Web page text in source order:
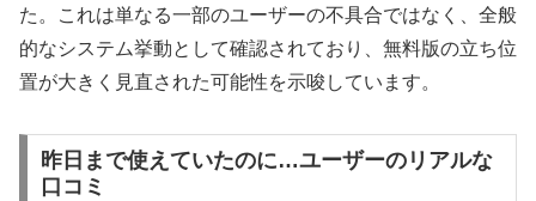
た。これは単なる一部のユーザーの不具合ではなく、全般
的なシステム挙動として確認されており、無料版の立ち位
置が大きく見直された可能性を示唆しています。
昨日まで使えていたのに…ユーザーのリアルな
口コミ